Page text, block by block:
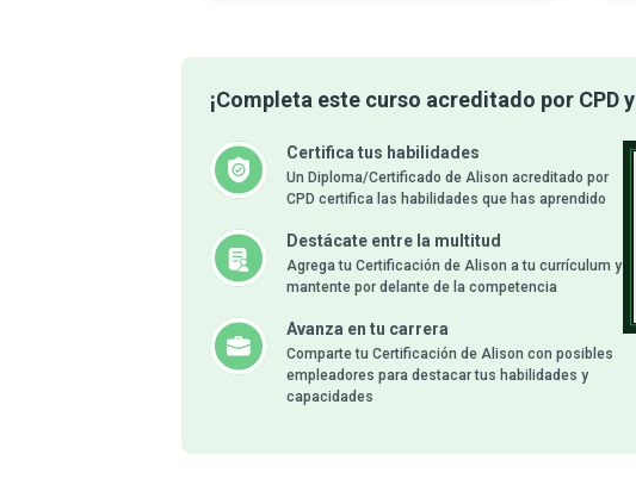
¡Completa este curso acreditado por CPD
Certifica tus habilidades
Un Diploma/Certificado de Alison acreditado por
CPD certifica las habilidades que has aprendido
Destácate entre la multitud
Agrega tu Certificación de Alison a tu currículum y
mantente por delante de la competencia
Avanza en tu carrera
Comparte tu Certificación de Alison con posibles
empleadores para destacar tus habilidades y
capacidades